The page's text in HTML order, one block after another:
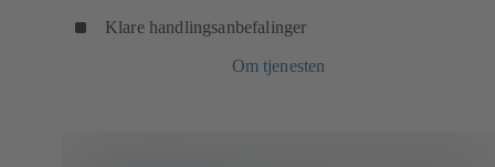
Klare handlingsanbefalinger
Om tjenesten